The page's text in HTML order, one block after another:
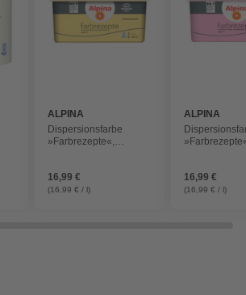
ALPINA
Dispersionsfarbe
»Farbrezepte«,
16,99 €
(16,99 € / l)
ALPINA
16,99 €
(16,99 € / l)